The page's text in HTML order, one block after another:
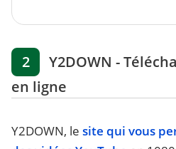
2
Y2DOWN -
en ligne
Y2DOWN, le site qui vous